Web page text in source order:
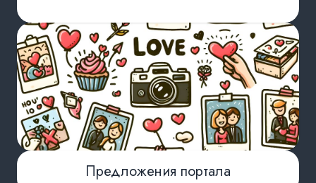
Предложения портала